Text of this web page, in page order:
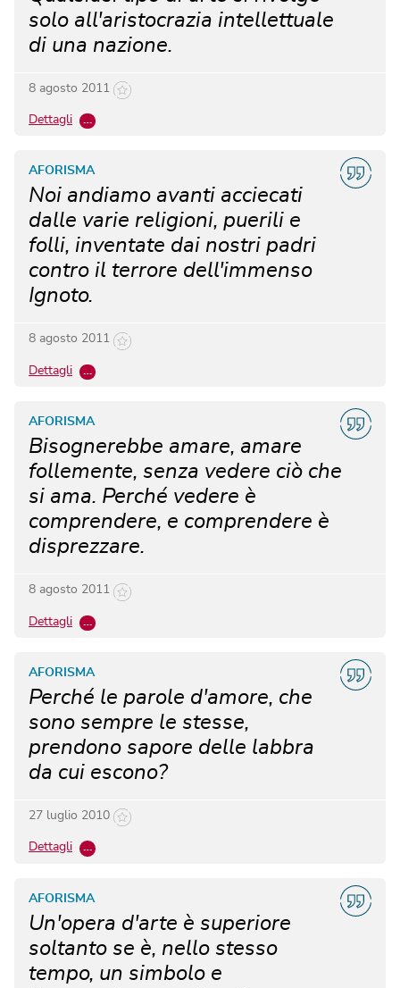
solo all'aristocrazia intellettuale
di una nazione.
8 agosto 2011
Dettagli …
Noi andiamo avanti acciecati
dalle varie religioni, puerili e
folli, inventate dai nostri padri
contro il terrore dell'immenso
Ignoto.
AFORISMA
8 agosto 2011
Dettagli …
Bisognerebbe amare, amare
follemente, senza vedere ciò che
si ama. Perché vedere è
comprendere, e comprendere è
disprezzare.
AFORISMA
8 agosto 2011
Dettagli …
Perché le parole d'amore, che
sono sempre le stesse,
prendono sapore delle labbra
da cui escono?
AFORISMA
27 luglio 2010
Dettagli …
Un'opera d'arte è superiore
soltanto se è, nello stesso
tempo, un simbolo e
AFORISMA